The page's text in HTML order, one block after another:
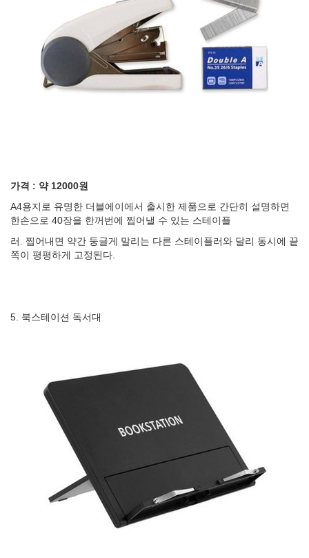
가격 : 약 12000원
A4용지로 유명한 더블에이에서 출시한 제품으로 간단히 설명하면
한손으로 40장을 한꺼번에 찝어낼 수 있는 스테이플
러. 찝어내면 약간 둥글게 말리는 다른 스테이플러와 달리 동시에 끝
쪽이 평평하게 고정된다.
5. 북스테이션 독서대